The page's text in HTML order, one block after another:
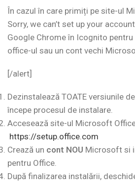
În cazul în care primiți pe site-ul
Sorry, we can’t set up your
Google Chrome în Icognito
office-ul sau un cont vechi
[/alert]
Dezinstalează TOATE versiunile
începe procesul de instalare.
Accesează site-ul Microsoft
https://setup.office.com
Crează un cont NOU Microsoft si
pentru Office.
După finalizarea instalării,